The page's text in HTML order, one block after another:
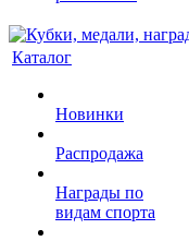
Каталог
Новинки
Распродажа
Награды по
видам спорта